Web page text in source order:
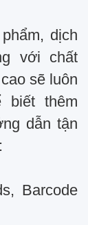
dịch
với chất
sẽ luôn
biết thêm
dẫn tận
Barcode